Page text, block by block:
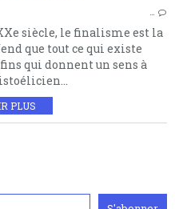
…
siècle, le finalisme est la
que tout ce qui existe
qui donnent un sens à
PLUS